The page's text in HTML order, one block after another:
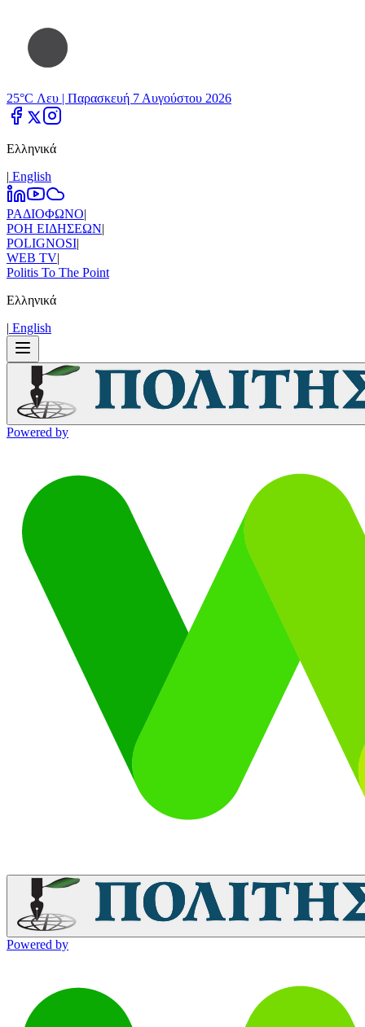
25°C Λευ | Παρασκευή 7 Αυγούστου 2026
Ελληνικά
| Εnglish
ΡΑΔΙΟΦΩΝΟ|
ΡΟΗ ΕΙΔΗΣΕΩΝ|
POLIGNOSI|
WEB TV|
Politis To The Point
Ελληνικά
| Εnglish
Powered by
Powered by